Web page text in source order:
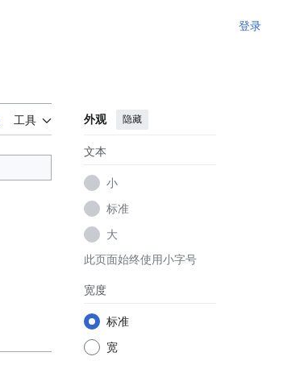
登录
工具 外观 隐藏
文本
小
标准
大
此页面始终使用小字号
宽度
标准
宽